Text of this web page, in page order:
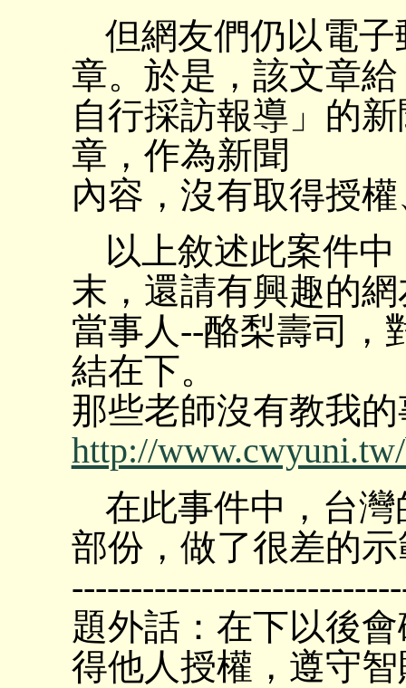
但網友們仍以電
章。於是，該文章
自行採訪報導」的
章，作為新聞
內容，沒有取得授
以上敘述此案件
末，還請有興趣的
當事人--酪梨壽司，
結在下。
那些老師沒有教我
http://
在此事件中，台
部份，做了很差的
題外話：在下以後
得他人授權，遵守